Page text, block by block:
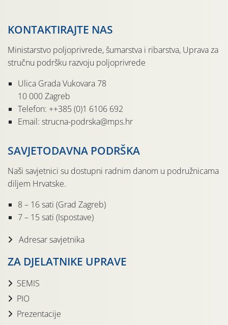
KONTAKTIRAJTE NAS
Ministarstvo poljoprivrede, šumarstva i ribarstva, Uprava za
stručnu podršku razvoju poljoprivrede
Ulica Grada Vukovara 78
10 000 Zagreb
Telefon: ++385 (0)1 6106 692
Email: strucna-podrska@mps.hr
SAVJETODAVNA PODRŠKA
Naši savjetnici su dostupni radnim danom u podružnicama
diljem Hrvatske.
8 – 16 sati (Grad Zagreb)
7 – 15 sati (Ispostave)
Adresar savjetnika
ZA DJELATNIKE UPRAVE
SEMIS
PIO
Prezentacije